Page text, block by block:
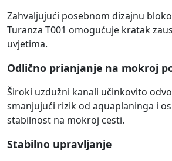
Zahvaljujući posebnom dizajnu
Turanza T001 omogućuje kratak
uvjetima.
Odlično prianjanje na mokroj
Široki uzdužni kanali učinkovito
smanjujući rizik od aquaplaninga i
stabilnost na mokroj cesti.
Stabilno upravljanje